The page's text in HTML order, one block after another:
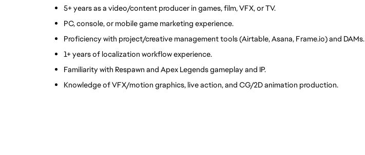
5+ years as a video/content producer in games, film, VFX, or TV.
PC, console, or mobile game marketing experience.
Proficiency with project/creative management tools (Airtable, Asana, Frame.io) and DAMs.
1+ years of localization workflow experience.
Familiarity with Respawn and Apex Legends gameplay and IP.
Knowledge of VFX/motion graphics, live action, and CG/2D animation production.